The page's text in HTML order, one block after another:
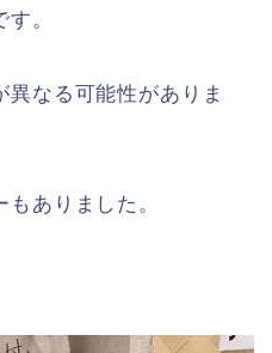
。
なる可能性がありま
ありました。